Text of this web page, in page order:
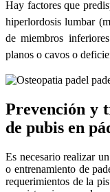
Hay factores que
hiperlordosis lumbar
de miembros
planos o cavos o
Prevención y
de pubis en
Es necesario realizar
o entrenamiento de
requerimientos de la